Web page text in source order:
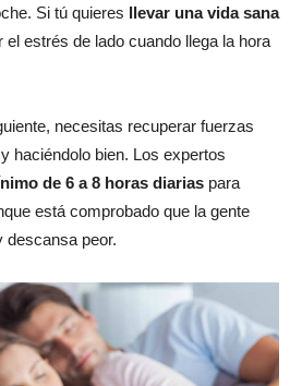
Si tú quieres llevar una vida sana
el estrés de lado cuando llega la hora
necesitas recuperar fuerzas
haciéndolo bien. Los expertos
de 6 a 8 horas diarias para
está comprobado que la gente
descansa peor.